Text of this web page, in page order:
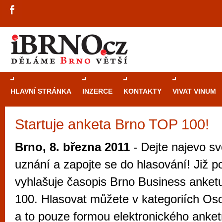
HLAVNÍ STRÁNKA INZERCE KONTAKTY VIVAT VINUM
Startuje anketa Brno TOP 100!
Brno, 8. března 2011 - Dejte najevo
uznání a zapojte se do hlasování! Již
vyhlašuje časopis Brno Business
100. Hlasovat můžete v kategoriích
a to pouze formou elektronického
Průvodce
Brně: Od
automaty
Brno je
zajímavé
restaurace,
Mimo jiné je ale také místem, kde si